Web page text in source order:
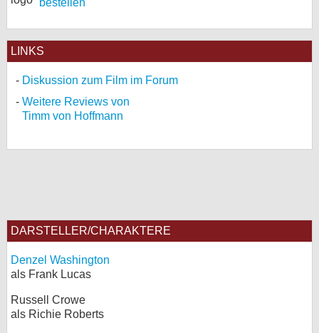
bestellen
LINKS
Diskussion zum Film im Forum
Weitere Reviews von
Timm von Hoffmann
DARSTELLER/CHARAKTERE
Denzel Washington
als Frank Lucas
Russell Crowe
als Richie Roberts